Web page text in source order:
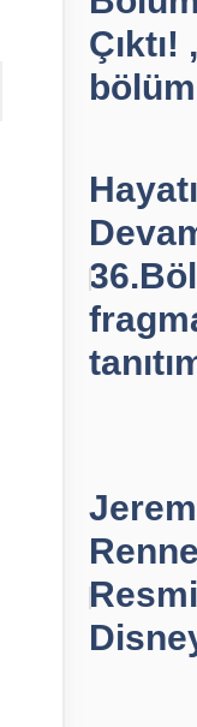
bölüm